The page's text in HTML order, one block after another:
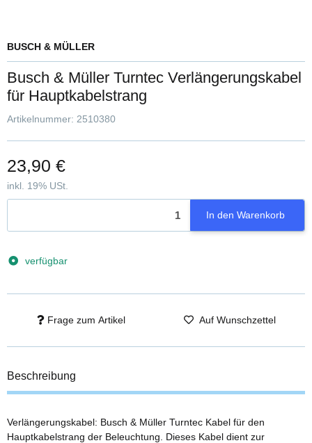
BUSCH & MÜLLER
Busch & Müller Turntec Verlängerungskabel
für Hauptkabelstrang
Artikelnummer: 2510380
23,90 €
inkl. 19% USt.
In den Warenkorb
verfügbar
Frage zum Artikel Auf Wunschzettel
Beschreibung
Verlängerungskabel: Busch & Müller Turntec Kabel für den
Hauptkabelstrang der Beleuchtung. Dieses Kabel dient zur